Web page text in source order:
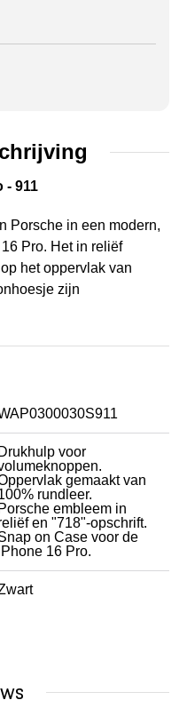
- 911
Porsche in een modern,
Pro. Het in reliëf
het oppervlak van
zijn
Drukhulp voor
gemaakt van
rundleer.
Porsche embleem in
en "718"-opschrift.
on Case voor de
16 Pro.